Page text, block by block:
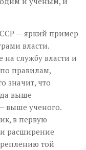
— яркий пример
власти.
службу власти и
правилам,
значит, что
выше
выше ученого.
в первую
расширение
той